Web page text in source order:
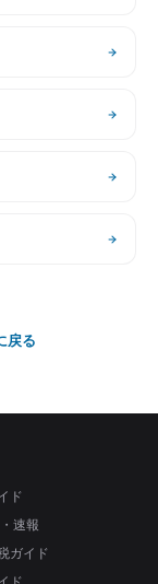
戻る
ド
速報
ガイド